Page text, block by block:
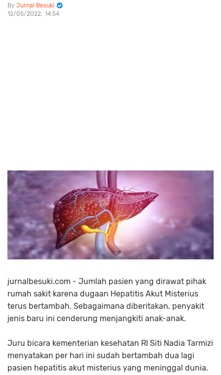
Jurnal Besuki
12/05/2022 14:54
jurnalbesuki.com - Jumlah pasien yang dirawat pihak
rumah sakit karena dugaan Hepatitis Akut Misterius
terus bertambah. Sebagaimana diberitakan, penyakit
jenis baru ini cenderung menjangkiti anak-anak.
Juru bicara kementerian kesehatan RI Siti Nadia Tarmizi
menyatakan per hari ini sudah bertambah dua lagi
pasien hepatitis akut misterius yang meninggal dunia.